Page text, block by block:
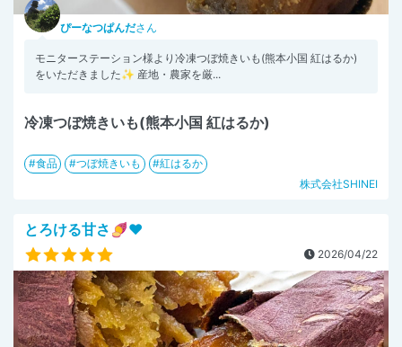
ぴーなつぱんださん
モニターステーション様より冷凍つぼ焼きいも(熊本小国 紅はるか)
をいただきました✨ 産地・農家を厳...
冷凍つぼ焼きいも(熊本小国 紅はるか)
食品 つぼ焼きいも
紅はるか
株式会社SHINEI
とろける甘さ🍠❤️
2026/04/22